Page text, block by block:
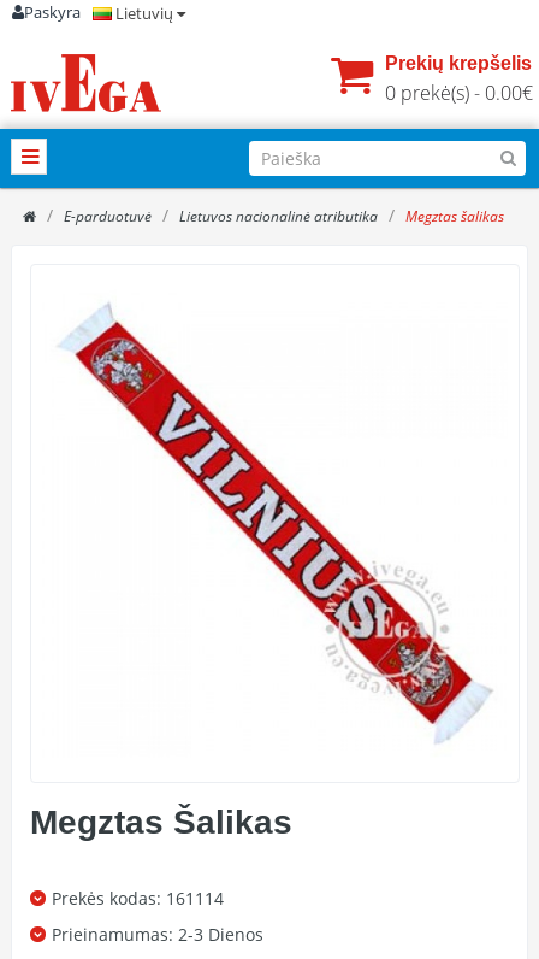
Paskyra Lietuvių
Prekių krepšelis
0 prekė(s) - 0.00€
E-parduotuvė Lietuvos nacionalinė atributika Megztas šalikas
Megztas Šalikas
Prekės kodas: 161114
Prieinamumas: 2-3 Dienos